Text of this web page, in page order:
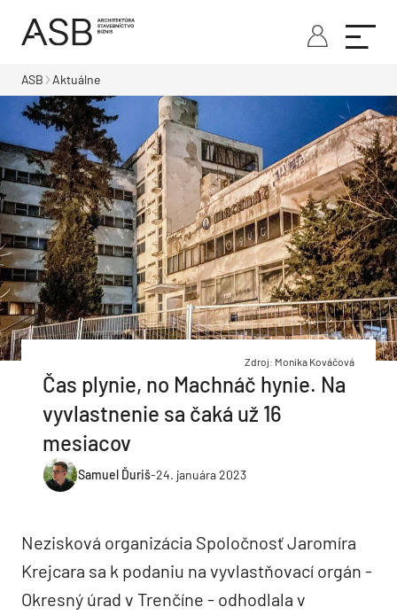
ASB Aktuálne
Zdroj: Monika Kováčová
Čas plynie, no Machnáč hynie. Na
vyvlastnenie sa čaká už 16
mesiacov
Samuel Ďuriš-24. januára 2023
Nezisková organizácia Spoločnosť Jaromíra
Krejcara sa k podaniu na vyvlastňovací orgán -
Okresný úrad v Trenčíne - odhodlala v